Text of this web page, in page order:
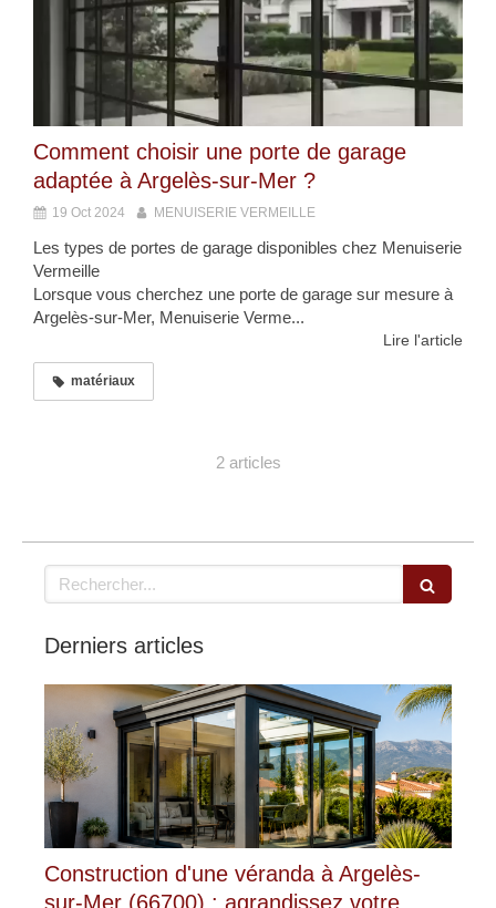
Comment choisir une porte de garage
adaptée à Argelès-sur-Mer ?
19 Oct 2024 MENUISERIE VERMEILLE
Les types de portes de garage disponibles chez Menuiserie
Vermeille
Lorsque vous cherchez une porte de garage sur mesure à
Argelès-sur-Mer, Menuiserie Verme...
Lire l'article
matériaux
2 articles
Rechercher
Derniers articles
Construction d'une véranda à Argelès-
sur-Mer (66700) : agrandissez votre